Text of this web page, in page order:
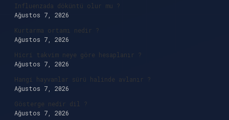
Influenzada döküntü olur mu ?
Ağustos 7, 2026
Kurtarma ortamı nedir ?
Ağustos 7, 2026
Hicri takvim neye göre hesaplanır ?
Ağustos 7, 2026
Hangi hayvanlar sürü halinde avlanır ?
Ağustos 7, 2026
Gösterge nedir dil ?
Ağustos 7, 2026